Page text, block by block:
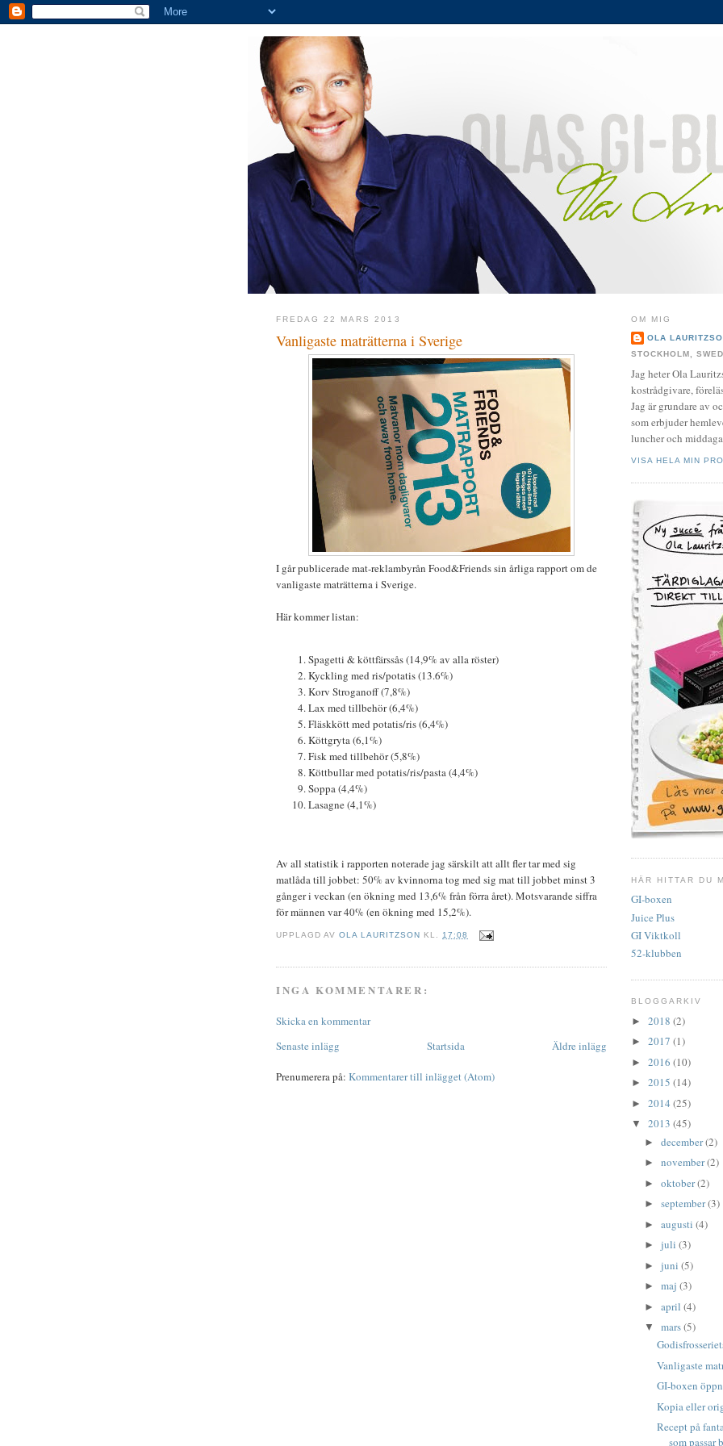
FREDAG 22 MARS 2013
Vanligaste maträtterna i Sverige
I går publicerade mat-reklambyrån Food&Friends sin årliga rapport om de
vanligaste maträtterna i Sverige.
Här kommer listan:
Spagetti & köttfärssås (14,9% av alla röster)
Kyckling med ris/potatis (13.6%)
Korv Stroganoff (7,8%)
Lax med tillbehör (6,4%)
Fläskkött med potatis/ris (6,4%)
Köttgryta (6,1%)
Fisk med tillbehör (5,8%)
Köttbullar med potatis/ris/pasta (4,4%)
Soppa (4,4%)
Lasagne (4,1%)
Av all statistik i rapporten noterade jag särskilt att allt fler tar med sig
matlåda till jobbet: 50% av kvinnorna tog med sig mat till jobbet minst 3
gånger i veckan (en ökning med 13,6% från förra året). Motsvarande siffra
för männen var 40% (en ökning med 15,2%).
UPPLAGD AVOLA LAURITZSON KL.17:08
INGA KOMMENTARER:
Skicka en kommentar
Senaste inlägg
Äldre inlägg
Startsida
Prenumerera på: Kommentarer till inlägget (Atom)
OM MIG
OLA
STOCKHOLM,
Jag heter Ola
kostrådgivare,
Jag är grundare av
som erbjuder
luncher och
VISA HELA MIN
HÄR HITTAR DU
GI-boxen
Juice Plus
GI Viktkoll
52-klubben
BLOGGARKIV
► 2018 (2)
► 2017 (1)
► 2016 (10)
► 2015 (14)
► 2014 (25)
▼ 2013 (45)
► december(2)
► november(2)
► oktober(2)
► september(3)
► augusti (4)
► juli (3)
► juni (5)
► maj (3)
► april (4)
▼ mars(5)
Vanligaste
GI-boxen
Kopia eller
Recept på
som passar